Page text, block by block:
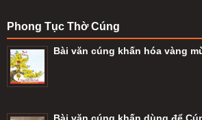
Phong Tục Thờ Cúng
Bài văn cúng khấn hóa vàng